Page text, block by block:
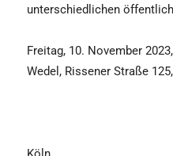
unterschiedlichen
Freitag, 10. November
Wedel, Rissener Straße